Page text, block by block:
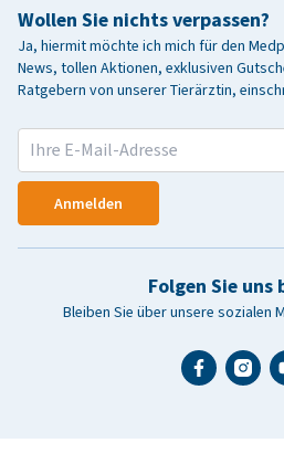
Wollen Sie nichts verpassen?
Ja, hiermit möchte ich mich für den
News, tollen Aktionen, exklusiven
Ratgebern von unserer Tierärztin,
Anmelden
Folgen Sie uns
Bleiben Sie über unsere sozialen